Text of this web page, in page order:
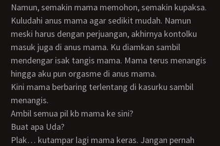
Namun, semakin mama memohon, semakin kupaksa.
Kuludahi anus mama agar sedikit mudah. Namun
meski harus dengan perjuangan, akhirnya kontolku
masuk juga di anus mama. Ku diamkan sambil
mendengar isak tangis mama. Mama terus menangis
hingga aku pun orgasme di anus mama.
Kini mama berbaring terlentang di kasurku sambil
menangis.
Ambil semua pil kb mama ke sini?
Buat apa Uda?
Plak… kutampar lagi mama keras. Jangan pernah